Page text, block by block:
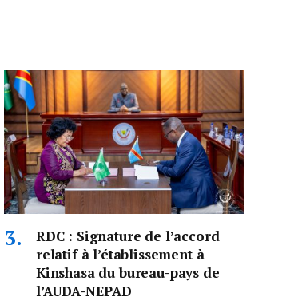
RDC : Signature de l’accord
relatif à l’établissement à
Kinshasa du bureau-pays de
l’AUDA-NEPAD